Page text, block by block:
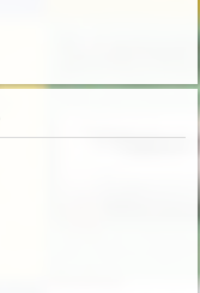
do biografii